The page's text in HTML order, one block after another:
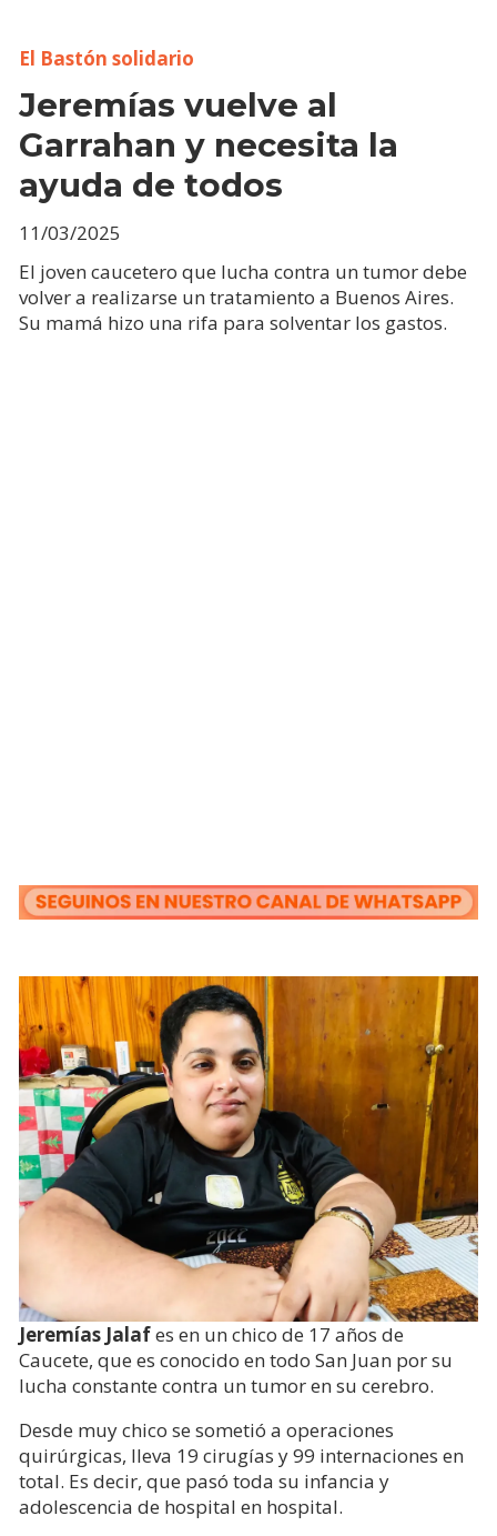
Jeremías vuelve al
Garrahan y necesita la
ayuda de todos
El joven caucetero que lucha contra un tumor debe
volver a realizarse un tratamiento a Buenos Aires.
Su mamá hizo una rifa para solventar los gastos.
El Bastón solidario
11/03/2025
Jeremías Jalafes en un chico de 17 años de
Caucete, que es conocido en todo San Juan por su
lucha constante contra un tumor en su cerebro.
Desde muy chico se sometió a operaciones
quirúrgicas, lleva 19 cirugías y 99 internaciones en
total. Es decir, que pasó toda su infancia y
adolescencia de hospital en hospital.